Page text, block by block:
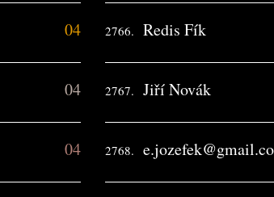
04
04
04
2766. Redis Fík
2767. Jiří Novák
2768.